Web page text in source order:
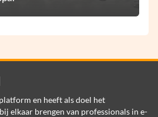
en heeft als doel het
elkaar brengen van professionals in e-